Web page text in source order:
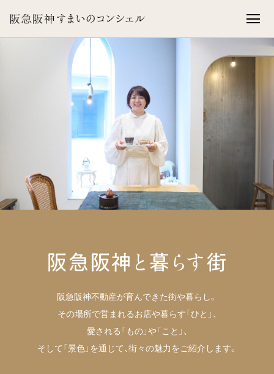
阪急阪神不動産が育んできた街や暮らし。
その場所で営まれるお店や暮らす「ひと」、
愛される「もの」や「こと」、
そして「景色」を通じて、街々の魅力をご紹介します。